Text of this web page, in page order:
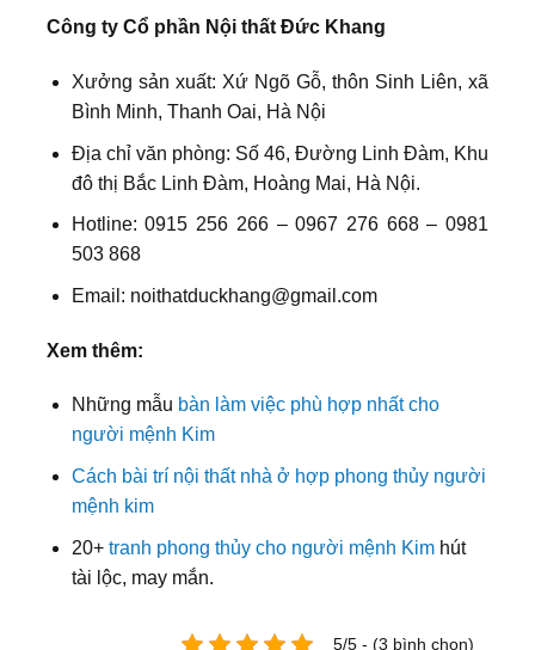
Công ty Cổ phần Nội thất Đức Khang
Xưởng sản xuất: Xứ Ngõ Gỗ, thôn Sinh Liên, xã
Bình Minh, Thanh Oai, Hà Nội
Địa chỉ văn phòng: Số 46, Đường Linh Đàm, Khu
đô thị Bắc Linh Đàm, Hoàng Mai, Hà Nội.
Hotline: 0915 256 266 – 0967 276 668 – 0981
503 868
Email: noithatduckhang@gmail.com
Xem thêm:
Những mẫu bàn làm việc phù hợp nhất cho
người mệnh Kim
Cách bài trí nội thất nhà ở hợp phong thủy người
mệnh kim
20+ tranh phong thủy cho người mệnh Kimhút
tài lộc, may mắn.
5/5 - (3 bình chọn)